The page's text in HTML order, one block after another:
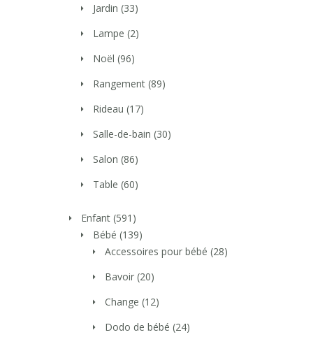
Jardin (33)
Lampe (2)
Noël (96)
Rangement (89)
Rideau (17)
Salle-de-bain (30)
Salon (86)
Table (60)
Enfant (591)
Bébé (139)
Accessoires pour bébé (28)
Bavoir (20)
Change (12)
Dodo de bébé (24)